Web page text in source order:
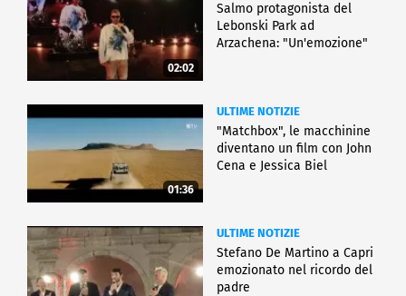
02:02
Salmo protagonista del
Lebonski Park ad
Arzachena: "Un'emozione"
01:36
ULTIME NOTIZIE
"Matchbox", le macchinine
diventano un film con John
Cena e Jessica Biel
ULTIME NOTIZIE
Stefano De Martino a Capri
emozionato nel ricordo del
padre